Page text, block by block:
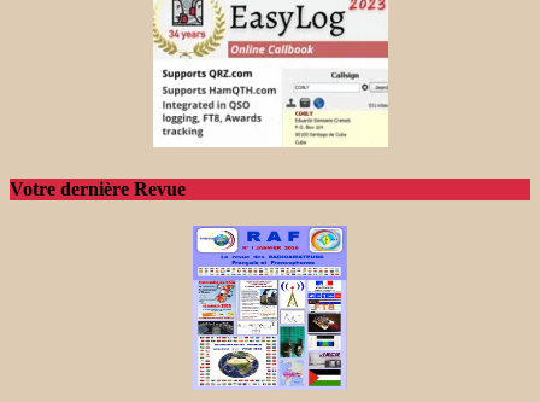
Votre dernière Revue